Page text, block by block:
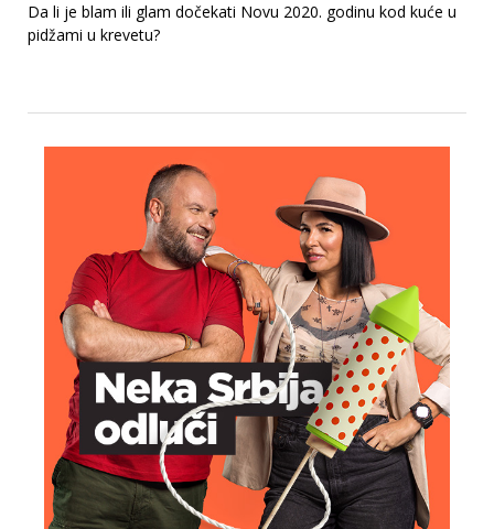
Da li je blam ili glam dočekati Novu 2020. godinu kod kuće u
pidžami u krevetu?